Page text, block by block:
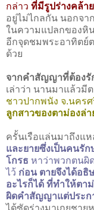
กล่าว ที่มีรูปร่างคล้า
อยู่ไม่ไกลกัน นอกจา
ในความแปลกของหิ
อีกจุดชมพระอาทิตย์
ด้วย
จากคำสัญญาที่ต้องรั
เล่าว่า นานมาแล้วมี
ชาวปากพนัง จ.นครศ
ลูกสาวของตาม่องล่
ครั้นเรือแล่นมาถึงแ
และยายซึ่งเป็นคนรัก
โกรธ หาว่าพวกตนผิ
ไว้ ก่อน ตายจึงได้อ
อะไรก็ได้ ที่ทำให้ตา
ผิดคำสัญญาแต่ประก
ได้ซัดร่างมาเกยชาย